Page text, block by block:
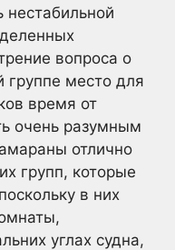
нестабильной
вопроса о
место для
время от
очень разумным
отлично
групп, которые
в них
углах судна,